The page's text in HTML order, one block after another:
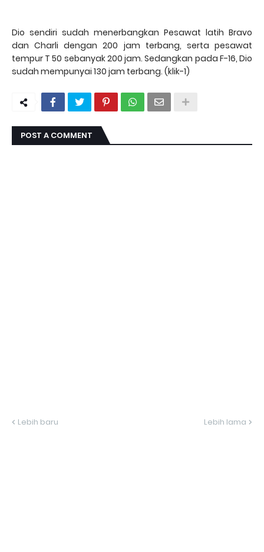
Dio sendiri sudah menerbangkan Pesawat latih Bravo
dan Charli dengan 200 jam terbang, serta pesawat
tempur T 50 sebanyak 200 jam. Sedangkan pada F-16, Dio
sudah mempunyai 130 jam terbang. (klik-1)
POST A COMMENT
Lebih baru Lebih lama